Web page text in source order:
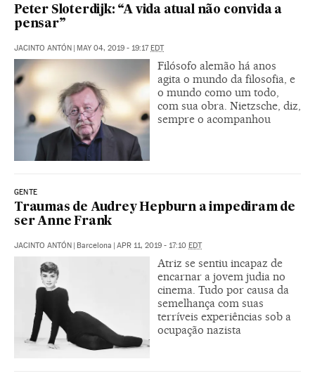
Peter Sloterdijk: “A vida atual não convida a
pensar”
JACINTO ANTÓN | MAY 04, 2019 - 19:17EDT
Filósofo alemão há anos
agita o mundo da filosofia, e
o mundo como um todo,
com sua obra. Nietzsche, diz,
sempre o acompanhou
GENTE
Traumas de Audrey Hepburn a impediram de
ser Anne Frank
JACINTO ANTÓN | Barcelona | APR 11, 2019 - 17:10 EDT
Atriz se sentiu incapaz de
encarnar a jovem judia no
cinema. Tudo por causa da
semelhança com suas
terríveis experiências sob a
ocupação nazista